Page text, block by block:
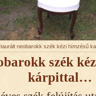
neobarokk szék kézi hímzésű
szék
kárpittal…